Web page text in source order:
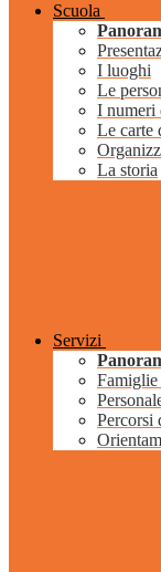
Scuola
I luoghi
Le
I numeri
Le carte
La storia
Servizi
Famiglie
Percorsi